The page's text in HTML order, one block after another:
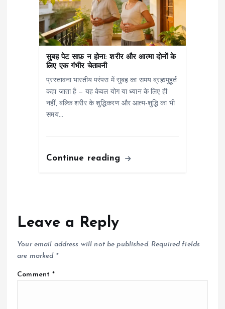
सुबह पेट साफ़ न होना: शरीर और आत्मा दोनों के
लिए एक गंभीर चेतावनी
प्रस्तावना भारतीय परंपरा में सुबह का समय ब्रह्ममुहूर्त
कहा जाता है — यह केवल योग या ध्यान के लिए ही
नहीं, बल्कि शरीर के शुद्धिकरण और आत्म-शुद्धि का भी
समय…
Continue reading
Leave a Reply
Your email address will not be published. Required fields
are marked *
Comment*